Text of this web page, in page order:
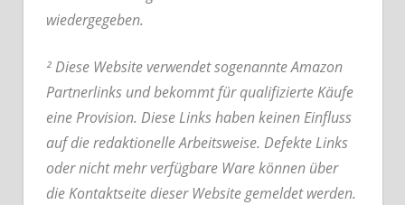
wiedergegeben.
² Diese Website verwendet sogenannte Amazon
Partnerlinks und bekommt für qualifizierte Käufe
eine Provision. Diese Links haben keinen Einfluss
auf die redaktionelle Arbeitsweise. Defekte Links
oder nicht mehr verfügbare Ware können über
die Kontaktseite dieser Website gemeldet werden.